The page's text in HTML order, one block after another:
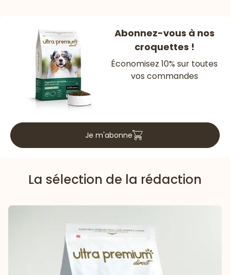
Abonnez-vous à nos
croquettes !
Économisez 10% sur toutes
vos commandes
Je m'abonne
La sélection de la rédaction